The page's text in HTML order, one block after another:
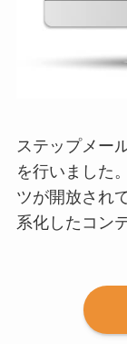
ステップメー
を行いました
ツが開放され
系化したコン